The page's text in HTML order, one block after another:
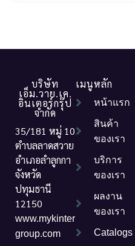
บริษัท
เอ็ม.วาย.เค.
อินเตอร์กรุ๊ป
จำกัด
35/181 หมู่ 10
ตำบลลาดสวาย
อำเภอลำลูกกา
จังหวัด
ปทุมธานี
12150
www.mykinter
group.com
เมนูหลัก
หน้าแรก
สินค้า
ของเรา
บริการ
ของเรา
ผลงาน
ของเรา
Catalogs